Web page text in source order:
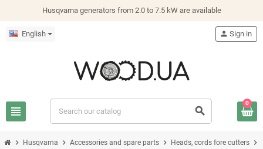
Husqvarna generators from 2.0 to 7.5 kW are available
English
view_headline search
person Sign in
0
chevron_right Husqvarna chevron_right Accessories and spare parts chevron_right Heads, cords fore cutters chevron_right